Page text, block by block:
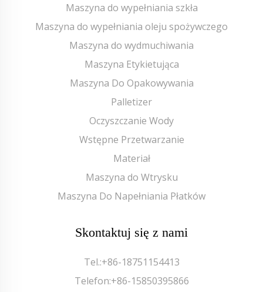
Maszyna do wypełniania szkła
Maszyna do wypełniania oleju spożywczego
Maszyna do wydmuchiwania
Maszyna Etykietująca
Maszyna Do Opakowywania
Palletizer
Oczyszczanie Wody
Wstępne Przetwarzanie
Materiał
Maszyna do Wtrysku
Maszyna Do Napełniania Płatków
Skontaktuj się z nami
Tel.:+86-18751154413
Telefon:+86-15850395866